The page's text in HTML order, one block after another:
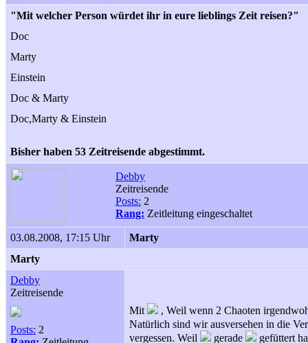
"Mit welcher Person würdet ihr in eure lieblings Zeit reisen?"
Doc
Marty
Einstein
Doc & Marty
Doc,Marty & Einstein
Bisher haben 53 Zeitreisende abgestimmt.
Debby
Zeitreisende
Posts: 2
Rang: Zeitleitung eingeschaltet
03.08.2008, 17:15 Uhr
Marty
Marty
Debby
Zeitreisende
Posts: 2
Mit
, Weil wenn 2 Chaoten
Natürlich sind wir ausversehen in die
vergessen. Weil
gerade gefüttert